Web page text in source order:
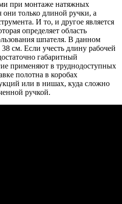
при монтаже натяжных
только длиной ручки, а
И то, и другое является
определяет область
шпателя. В данном
см. Если учесть длину рабочей
габаритный
применяют в труднодоступных
полотна в коробах
или в нишах, куда сложно
ручкой.